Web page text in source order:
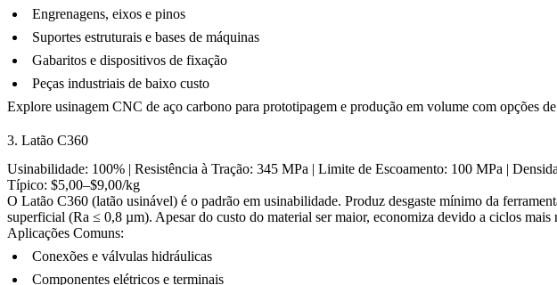
Engrenagens, eixos e pinos
Suportes estruturais e bases de máquinas
Gabaritos e dispositivos de fixação
Peças industriais de baixo custo
Explore usinagem CNC de aço carbono para prototipagem e produção em volume com opções
3. Latão C360
Usinabilidade: 100% | Resistência à Tração: 345 MPa | Limite de Escoamento: 100 MPa |
Típico: $5,00–$9,00/kg
O Latão C360 (latão usinável) é o padrão em usinabilidade. Produz desgaste mínimo da
superficial (Ra ≤ 0,8 µm). Apesar do custo do material ser maior, economiza devido a ciclos mais
Aplicações Comuns:
Conexões e válvulas hidráulicas
Componentes elétricos e terminais